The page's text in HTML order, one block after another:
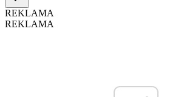
REKLAMA
REKLAMA